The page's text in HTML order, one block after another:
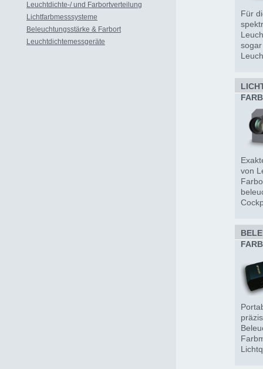
Leuchtdichte-/ und Farbortverteilung
Lichtfarbmesssysteme
Beleuchtungsstärke & Farbort
Leuchtdichtemessgeräte
Für
von